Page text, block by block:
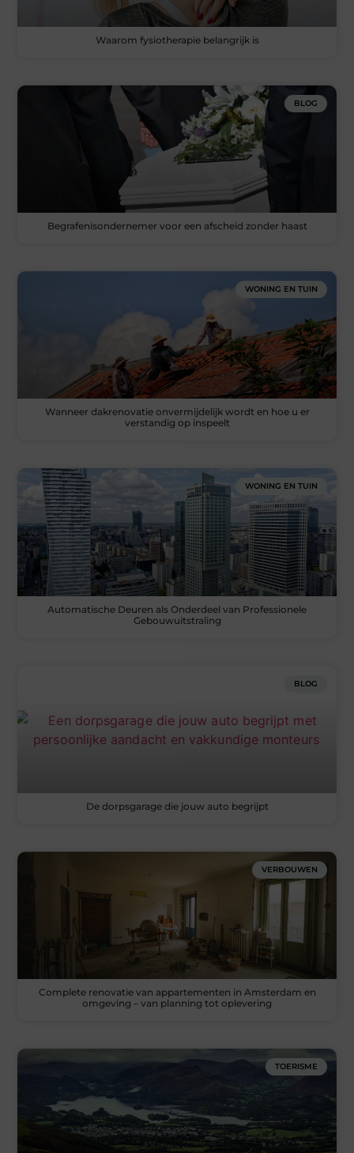
Waarom fysiotherapie belangrijk is
BLOG
Begrafenisondernemer voor een afscheid zonder haast
WONING EN TUIN
Wanneer dakrenovatie onvermijdelijk wordt en hoe u er
verstandig op inspeelt
WONING EN TUIN
Automatische Deuren als Onderdeel van Professionele
Gebouwuitstraling
BLOG
De dorpsgarage die jouw auto begrijpt
VERBOUWEN
Complete renovatie van appartementen in Amsterdam en
omgeving – van planning tot oplevering
TOERISME